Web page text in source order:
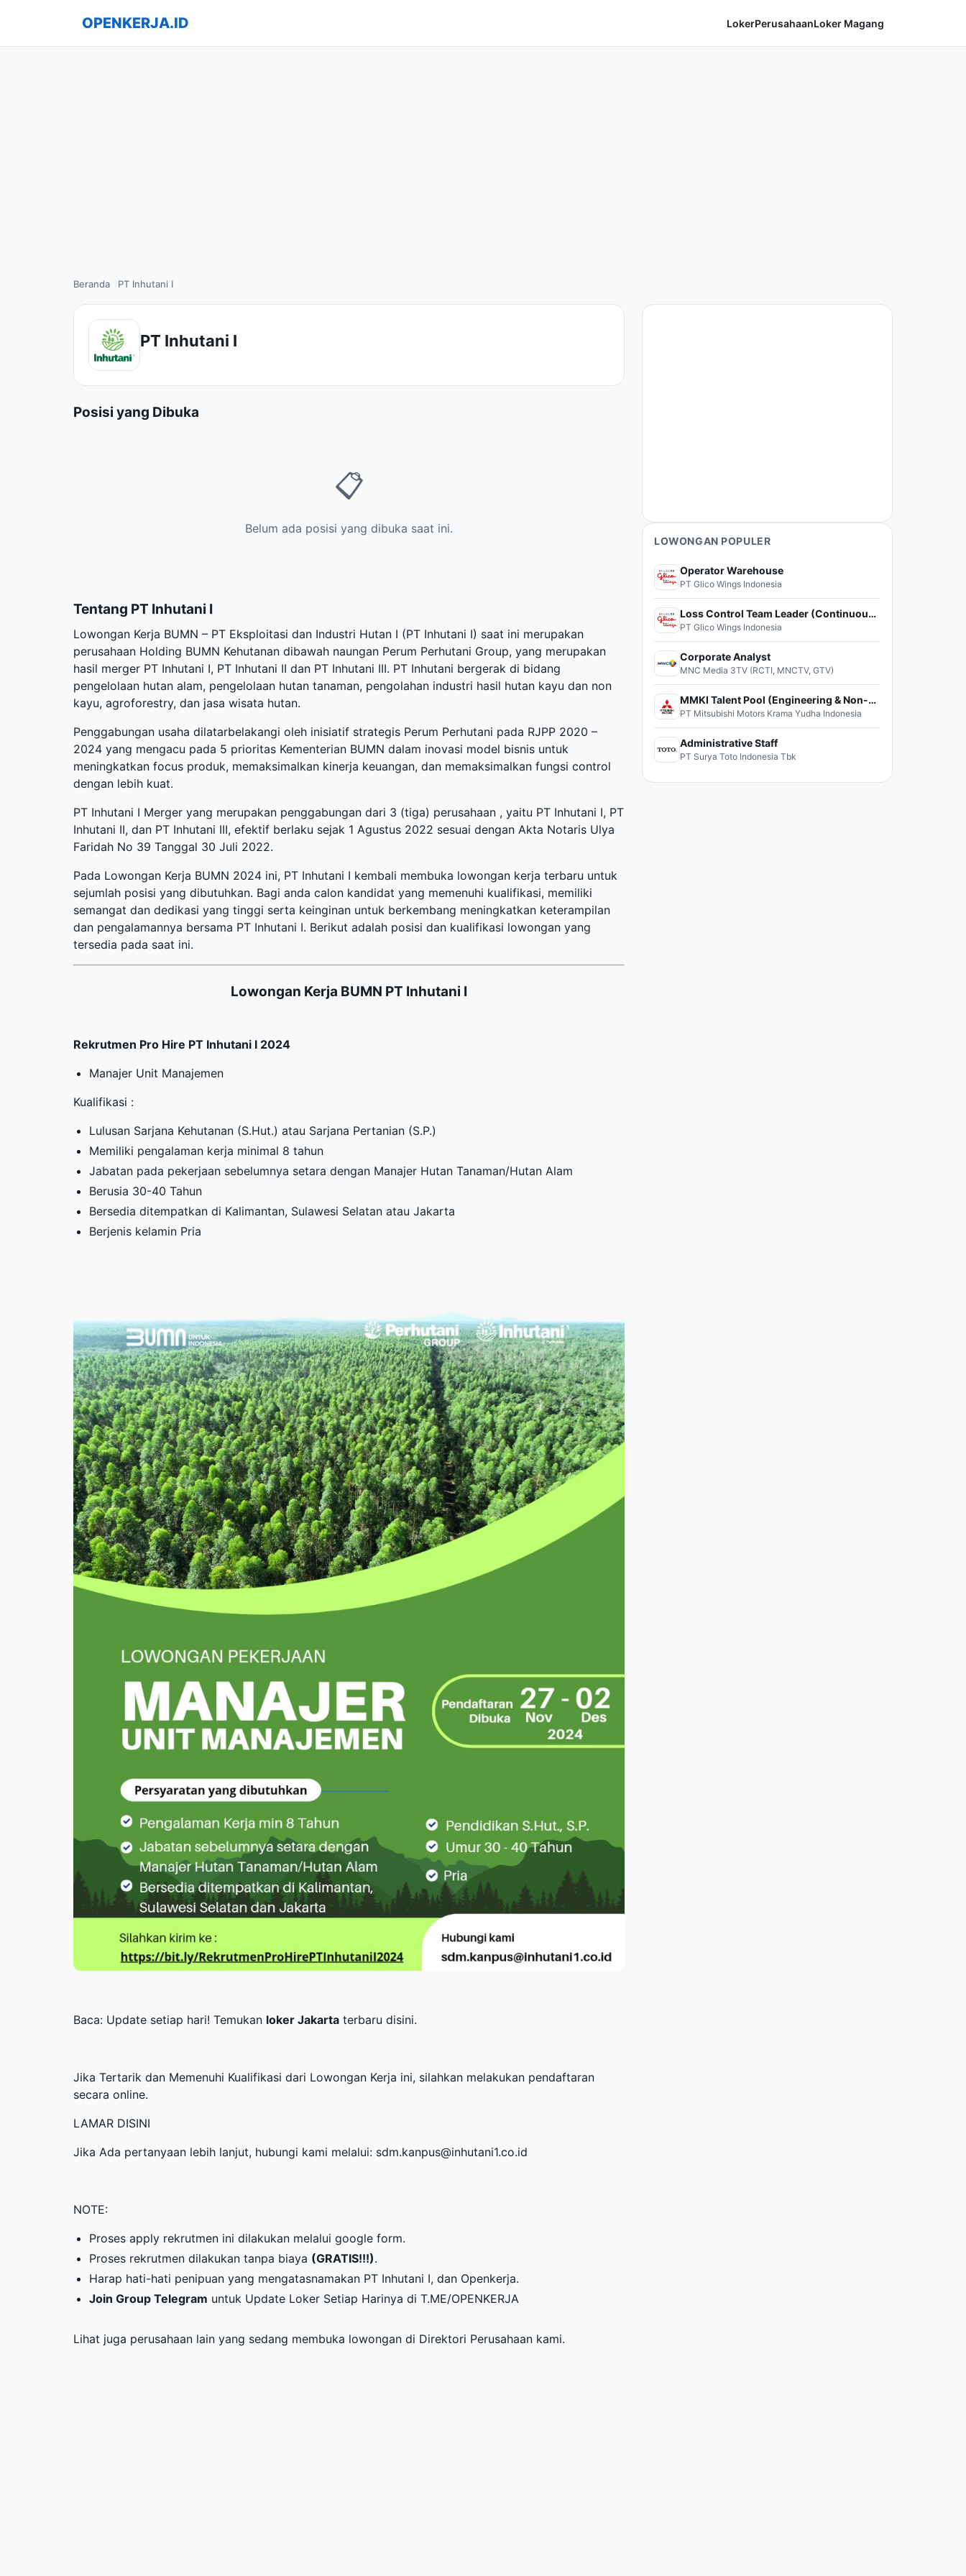
OPENKERJA.ID LokerPerusahaanLoker Magang
Beranda PT Inhutani I
PT Inhutani I
Posisi yang Dibuka
📋
Belum ada posisi yang dibuka saat ini.
Tentang PT Inhutani I
Lowongan Kerja BUMN – PT Eksploitasi dan Industri Hutan I (PT Inhutani I) saat ini merupakan
perusahaan Holding BUMN Kehutanan dibawah naungan Perum Perhutani Group, yang merupakan
hasil merger PT Inhutani I, PT Inhutani II dan PT Inhutani III. PT Inhutani bergerak di bidang
pengelolaan hutan alam, pengelolaan hutan tanaman, pengolahan industri hasil hutan kayu dan non
kayu, agroforestry, dan jasa wisata hutan.
Penggabungan usaha dilatarbelakangi oleh inisiatif strategis Perum Perhutani pada RJPP 2020 –
2024 yang mengacu pada 5 prioritas Kementerian BUMN dalam inovasi model bisnis untuk
meningkatkan focus produk, memaksimalkan kinerja keuangan, dan memaksimalkan fungsi control
dengan lebih kuat.
PT Inhutani I Merger yang merupakan penggabungan dari 3 (tiga) perusahaan , yaitu PT Inhutani I, PT
Inhutani II, dan PT Inhutani III, efektif berlaku sejak 1 Agustus 2022 sesuai dengan Akta Notaris Ulya
Faridah No 39 Tanggal 30 Juli 2022.
Pada Lowongan Kerja BUMN 2024 ini, PT Inhutani I kembali membuka lowongan kerja terbaru untuk
sejumlah posisi yang dibutuhkan. Bagi anda calon kandidat yang memenuhi kualifikasi, memiliki
semangat dan dedikasi yang tinggi serta keinginan untuk berkembang meningkatkan keterampilan
dan pengalamannya bersama PT Inhutani I. Berikut adalah posisi dan kualifikasi lowongan yang
tersedia pada saat ini.
Lowongan Kerja BUMN PT Inhutani I
Rekrutmen Pro Hire PT Inhutani I 2024
Manajer Unit Manajemen
Kualifikasi :
Lulusan Sarjana Kehutanan (S.Hut.) atau Sarjana Pertanian (S.P.)
Memiliki pengalaman kerja minimal 8 tahun
Jabatan pada pekerjaan sebelumnya setara dengan Manajer Hutan Tanaman/Hutan Alam
Berusia 30-40 Tahun
Bersedia ditempatkan di Kalimantan, Sulawesi Selatan atau Jakarta
Berjenis kelamin Pria
Baca: Update setiap hari! Temukan loker Jakarta terbaru disini.
Jika Tertarik dan Memenuhi Kualifikasi dari Lowongan Kerja ini, silahkan melakukan pendaftaran
secara online.
LAMAR DISINI
Jika Ada pertanyaan lebih lanjut, hubungi kami melalui: sdm.kanpus@inhutani1.co.id
NOTE:
Proses apply rekrutmen ini dilakukan melalui google form.
Proses rekrutmen dilakukan tanpa biaya (GRATIS!!!).
Harap hati-hati penipuan yang mengatasnamakan PT Inhutani I, dan Openkerja.
Join Group Telegram untuk Update Loker Setiap Harinya diT.ME/OPENKERJA
Lihat juga perusahaan lain yang sedang membuka lowongan di Direktori Perusahaan kami.
LOWONGAN POPULER
Operator Warehouse
PT Glico Wings Indonesia
Loss Control Team Leader (Continuous Improvement)
PT Glico Wings Indonesia
Corporate Analyst
MNC Media 3TV (RCTI, MNCTV, GTV)
MMKI Talent Pool (Engineering & Non-Engineering)
PT Mitsubishi Motors Krama Yudha Indonesia
Administrative Staff
PT Surya Toto Indonesia Tbk